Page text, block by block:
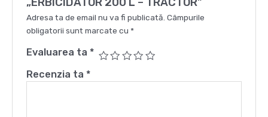
Adresa ta de email nu va fi publicată. Câmpurile
obligatorii sunt marcate cu *
Evaluarea ta *
Recenzia ta *